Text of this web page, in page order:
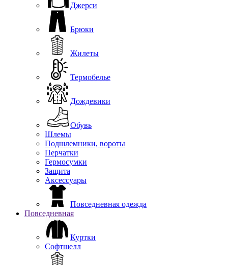
Джерси
Брюки
Жилеты
Термобелье
Дождевики
Обувь
Шлемы
Подшлемники, вороты
Перчатки
Гермосумки
Защита
Аксессуары
Повседневная одежда
Повседневная
Куртки
Софтшелл